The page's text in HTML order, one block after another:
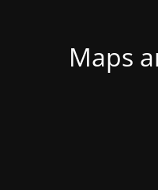
Maps